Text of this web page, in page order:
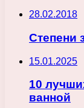
28.02.2018
Степени
15.01.2025
10
ванной